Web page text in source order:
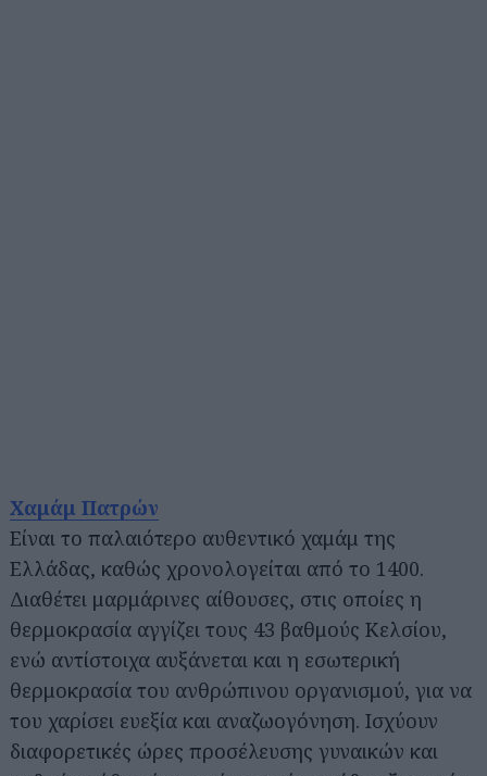
Χαμάμ Πατρών
Είναι το παλαιότερο αυθεντικό χαμάμ της
Ελλάδας, καθώς χρονολογείται από το 1400.
Διαθέτει μαρμάρινες αίθουσες, στις οποίες η
θερμοκρασία αγγίζει τους 43 βαθμούς Κελσίου,
ενώ αντίστοιχα αυξάνεται και η εσωτερική
θερμοκρασία του ανθρώπινου οργανισμού, για να
του χαρίσει ευεξία και αναζωογόνηση. Ισχύουν
διαφορετικές ώρες προσέλευσης γυναικών και